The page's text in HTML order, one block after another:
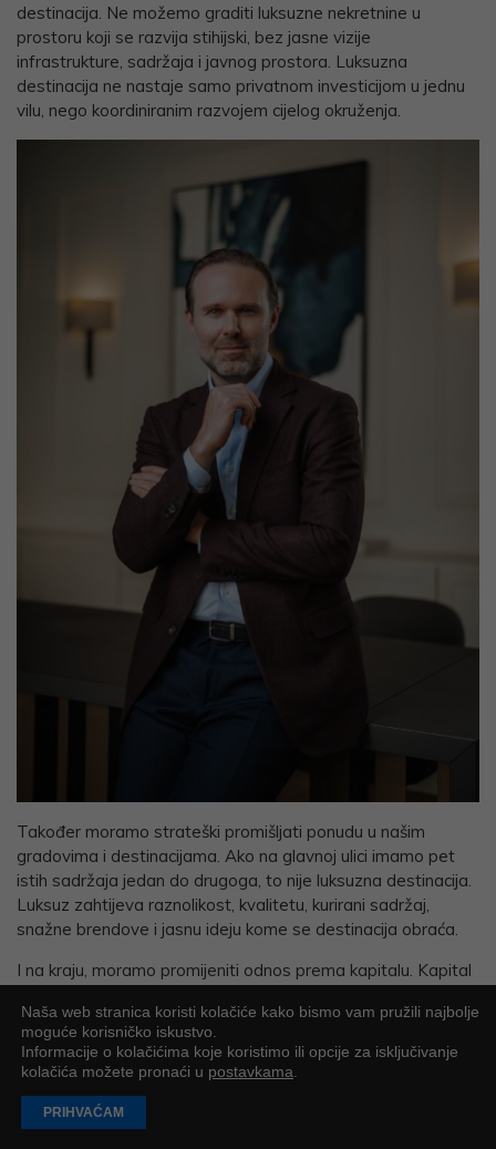
destinacija. Ne možemo graditi luksuzne nekretnine u
prostoru koji se razvija stihijski, bez jasne vizije
infrastrukture, sadržaja i javnog prostora. Luksuzna
destinacija ne nastaje samo privatnom investicijom u jednu
vilu, nego koordiniranim razvojem cijelog okruženja.
Također moramo strateški promišljati ponudu u našim
gradovima i destinacijama. Ako na glavnoj ulici imamo pet
istih sadržaja jedan do drugoga, to nije luksuzna destinacija.
Luksuz zahtijeva raznolikost, kvalitetu, kurirani sadržaj,
snažne brendove i jasnu ideju kome se destinacija obraća.
I na kraju, moramo promijeniti odnos prema kapitalu. Kapital
uvjetom da ga znamo usmjeriti kroz kvalitetan urbanizam,
jasna pravila i dugoročnu strategiju. Hrvatska ima sve
preduvjete da postane jedna od važnih europskih premium
destinacija, ali to se neće dogoditi samo od sebe. Za to nam
treba ozbiljno strateško upravljanje prostorom, turizmom i
Naša web stranica koristi kolačiće kako bismo vam pružili najbolje
moguće korisničko iskustvo.
Informacije o kolačićima koje koristimo ili opcije za isključivanje
kolačića možete pronaći u postavkama
PRIHVAĆAM